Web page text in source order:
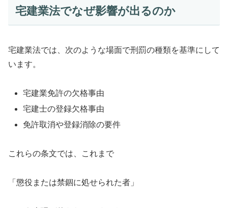
宅建業法でなぜ影響が出るのか
宅建業法では、次のような場面で刑罰の種類を基準にして
います。
宅建業免許の欠格事由
宅建士の登録欠格事由
免許取消や登録消除の要件
これらの条文では、これまで
「懲役または禁錮に処せられた者」